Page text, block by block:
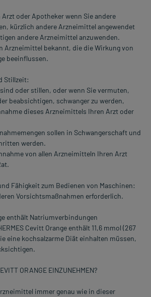
oder Apotheker wenn Sie andere
kürzlich andere Arzneimittel angewendet
andere Arzneimittel anzuwenden.
Arzneimittel bekannt, die die Wirkung von
beeinflussen.
Stillzeit:
oder stillen, oder wenn Sie vermuten,
beabsichtigen, schwanger zu werden,
dieses Arzneimittels Ihren Arzt oder
sollen in Schwangerschaft und
werden.
von allen Arzneimitteln Ihren Arzt
Fähigkeit zum Bedienen von Maschinen:
Vorsichtsmaßnahmen erforderlich.
enthält Natriumverbindungen
Cevitt Orange enthält 11,6 mmol (267
eine kochsalzarme Diät einhalten müssen,
ORANGE EINZUNEHMEN?
immer genau wie in dieser